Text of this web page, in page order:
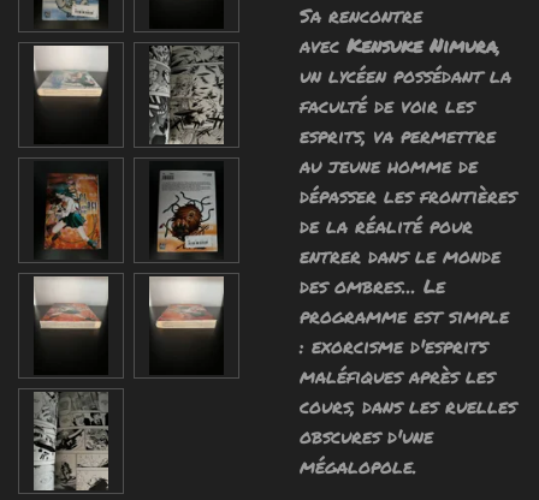
Sa rencontre
avec Kensuke Nimura,
un lycéen possédant la
faculté de voir les
esprits, va permettre
au jeune homme de
dépasser les frontières
de la réalité pour
entrer dansle monde
des ombres... Le
programme est simple
: exorcisme d'esprits
maléfiquesaprès les
cours, dans les ruelles
obscures d'une
mégalopole.